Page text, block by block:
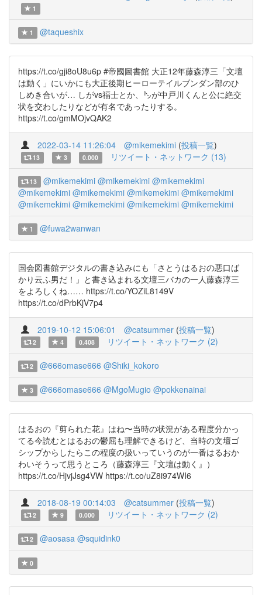
1
1 @taqueshix
https://t.co/gji8oU8u6p #帝國圖書館 大正12年藤森淳三「文壇
は動く」にいかにも大正後期ヒーローテイルブンダン部のひ
しめき合いが… しがvs福士とか、㌧が中戸川くんと公に絶交
状を交わしたりなどが有名であったりする。
https://t.co/gmMOjvQAK2
2022-03-14 11:26:04 @mikemekimi (投稿一覧)
13 3 0.000 リツイート・ネットワーク (13)
13 @mikemekimi @mikemekimi @mikemekimi
@mikemekimi @mikemekimi @mikemekimi @mikemekimi
@mikemekimi @mikemekimi @mikemekimi @mikemekimi
1 @fuwa2wanwan
国会図書館デジタルの書き込みにも「さとうはるおの悪口ば
かり云ふ男だ！」と書き込まれる文壇三バカの一人藤森淳三
をよろしくね…… https://t.co/YOZiL8149V
https://t.co/dPrbKjV7p4
2019-10-12 15:06:01 @catsummer (投稿一覧)
2 4 0.408 リツイート・ネットワーク (2)
2 @666omase666 @Shiki_kokoro
3 @666omase666 @MgoMugio @pokkenainai
はるおの『剪られた花』はね〜当時の状況がある程度分かっ
てる今読むとはるおの鬱屈も理解できるけど、当時の文壇ゴ
シップからしたらこの程度の扱いっていうのが一番はるおか
わいそうって思うところ（藤森淳三『文壇は動く』）
https://t.co/HjvjJsg4VW https://t.co/uZ8i974WI6
2018-08-19 00:14:03 @catsummer (投稿一覧)
2 9 0.000 リツイート・ネットワーク (2)
2 @aosasa @squidink0
0